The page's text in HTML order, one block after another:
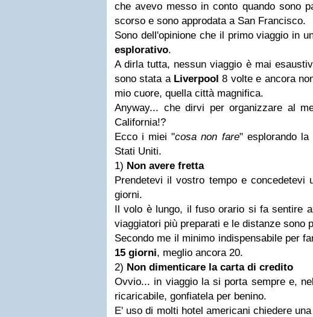
che avevo messo in conto quando sono
scorso e sono approdata a San Francisco.
Sono dell'opinione che il primo viaggio in
esplorativo.
A dirla tutta, nessun viaggio è mai
sono stata a Liverpool 8 volte e ancora
mio cuore, quella città magnifica.
Anyway... che dirvi per organizzare al
California!?
Ecco i miei "cosa non fare" esplorando la
Stati Uniti.
1) Non avere fretta
Prendetevi il vostro tempo e concedetevi
giorni.
Il volo è lungo, il fuso orario si fa sentire
viaggiatori più preparati e le distanze sono
Secondo me il minimo indispensabile per
15 giorni, meglio ancora 20.
2) Non dimenticare la carta di credito
Ovvio... in viaggio la si porta sempre e,
ricaricabile, gonfiatela per benino.
E' uso di molti hotel americani chiedere